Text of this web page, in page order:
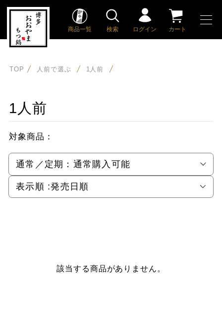
商品一覧 検索 ログイン カート
TOP 人前で選ぶ 1人前
1人前
対象商品：
通常／定期： 通常購入可能
表示順 :発売日順
該当する商品がありません。